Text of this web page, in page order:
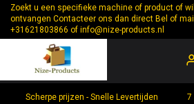
Zoekt u een specifieke machine of product of
ontvangen Contacteer ons dan direct Bel of
+31621803866 ofinfo@nize-products.nl
Scherpe prijzen - Snelle Levertijden 7